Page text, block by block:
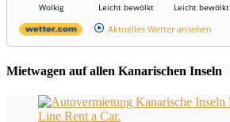
Wolkig
Leicht bewölkt
Leicht bewölkt
Aktuelles Wetter ansehen
Mietwagen auf allen Kanarischen Inseln